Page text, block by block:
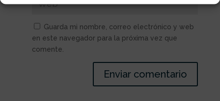
Guarda mi nombre, correo electrónico y web
en este navegador para la próxima vez que
comente.